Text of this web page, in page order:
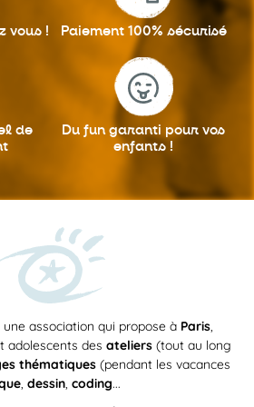
les adolescents...
RÊVE
ATELIER
23 septembre 2026 au
Mercredi multi activités/
midi/ ASSOMPTION : De l’art
musique et chant, la cuisine et
musicale en 2026-2027
formule, nous proposons à vos
participer à 3...
vous ! Paiement 100% sécurisé
de
Du fun garanti pour vos
enfants !
une association qui propose à Paris,
adolescents des ateliers (tout au long
thématiques (pendant les vacances
, dessin, coding...